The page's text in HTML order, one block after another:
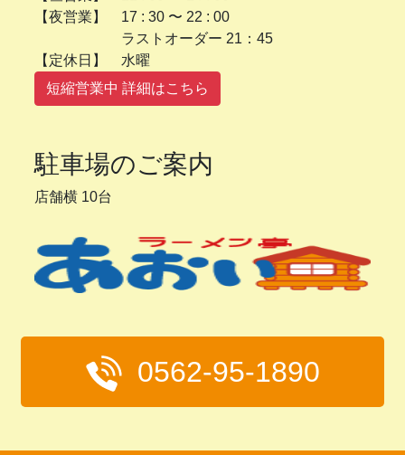
【夜営業】 17 : 30 〜 22 : 00
ラストオーダー 21：45
【定休日】 水曜
短縮営業中 詳細はこちら
駐車場のご案内
店舗横 10台
0562-95-1890